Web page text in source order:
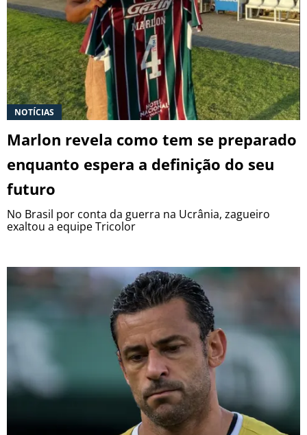
NOTÍCIAS
Marlon revela como tem se preparado
enquanto espera a definição do seu
futuro
No Brasil por conta da guerra na Ucrânia, zagueiro
exaltou a equipe Tricolor